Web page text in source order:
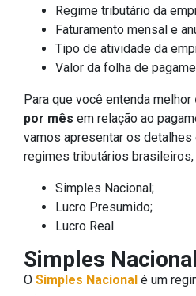
Regime tributário da
Faturamento mensal e
Tipo de atividade da
Valor da folha de
Para que você entenda melhor
por mês em relação ao
vamos apresentar os
regimes tributários brasileiros,
Simples Nacional;
Lucro Presumido;
Lucro Real.
Simples Nacional
O Simples Nacional é um